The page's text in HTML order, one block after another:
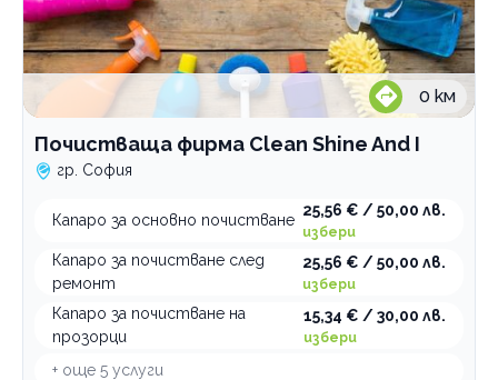
0 км
Почистваща фирма Clean Shine And I
гр. София
Капаро за основно почистване
25,56 € / 50,00 лв.
избери
Капаро за почистване след
ремонт
25,56 € / 50,00 лв.
избери
Капаро за почистване на
прозорци
15,34 € / 30,00 лв.
избери
+ още 5 услуги